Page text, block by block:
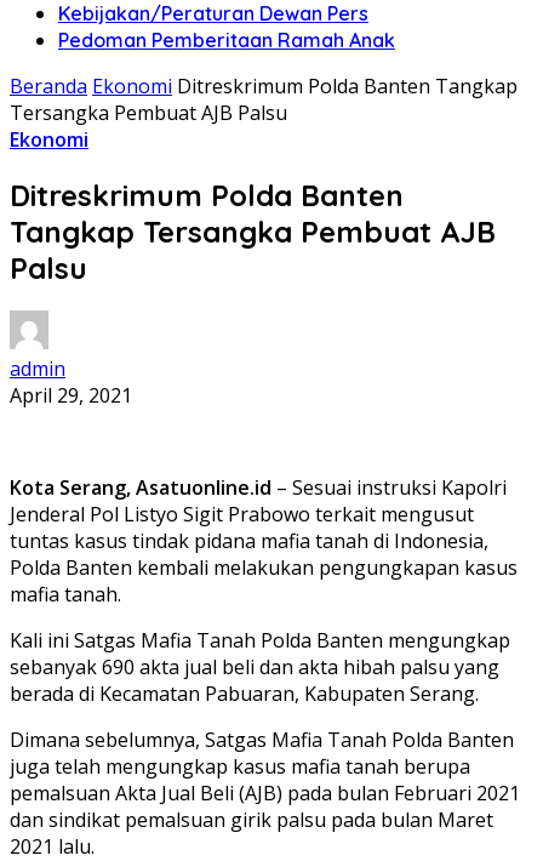
Kebijakan/Peraturan Dewan Pers
Pedoman Pemberitaan Ramah Anak
Beranda Ekonomi Ditreskrimum Polda Banten Tangkap
Tersangka Pembuat AJB Palsu
Ekonomi
Ditreskrimum Polda Banten
Tangkap Tersangka Pembuat AJB
Palsu
admin
April 29, 2021
Kota Serang, Asatuonline.id – Sesuai instruksi Kapolri
Jenderal Pol Listyo Sigit Prabowo terkait mengusut
tuntas kasus tindak pidana mafia tanah di Indonesia,
Polda Banten kembali melakukan pengungkapan kasus
mafia tanah.
Kali ini Satgas Mafia Tanah Polda Banten mengungkap
sebanyak 690 akta jual beli dan akta hibah palsu yang
berada di Kecamatan Pabuaran, Kabupaten Serang.
Dimana sebelumnya, Satgas Mafia Tanah Polda Banten
juga telah mengungkap kasus mafia tanah berupa
pemalsuan Akta Jual Beli (AJB) pada bulan Februari 2021
dan sindikat pemalsuan girik palsu pada bulan Maret
2021 lalu.